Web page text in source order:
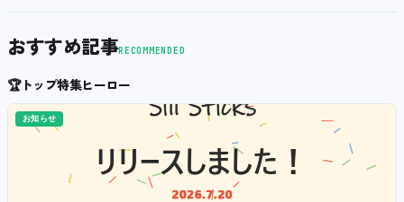
おすすめ記事RECOMMENDED
🏆トップ特集ヒーロー
お知らせ